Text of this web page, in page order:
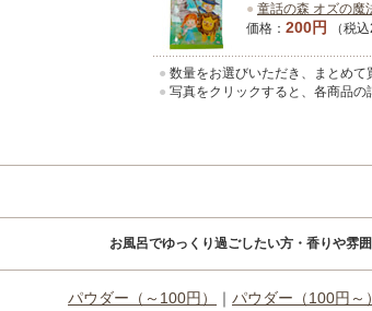
● 童話の森 オズの魔
価格： 200円 （税
● 数量をお選びいただき、まとめて
● 写真をクリックすると、各商品の
お風呂でゆっくり過ごしたい方・香りや雰
パウダー（～100円） ｜ パウダー（100円～）